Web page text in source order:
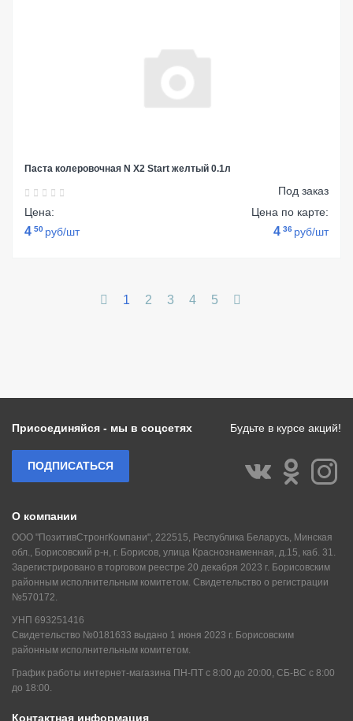
Паста колеровочная N Х2 Start желтый 0.1л
Под заказ
Цена:
4 50 руб/шт
Цена по карте:
4 36 руб/шт
1 2 3 4 5
Контактная информация
О компании
ООО "ПозитивСтронгКомпани", 222515, Республика Беларусь, Минская
обл., Борисовский р-н, г. Борисов, улица Краснознаменная, д.15, каб. 31.
Зарегистрировано в торговом реестре 20 декабря 2023 г. Борисовским
районным исполнительным комитетом. Свидетельство о регистрации
№570172.
УНП 693251416
Свидетельство №0181633 выдано 1 июня 2023 г. Борисовским
районным исполнительным комитетом.
График работы интернет-магазина ПН-ПТ с 8:00 до 20:00, СБ-ВС с 8:00
до 18:00.
Присоединяйся - мы в соцсетях Будьте в курсе акций!
ПОДПИСАТЬСЯ